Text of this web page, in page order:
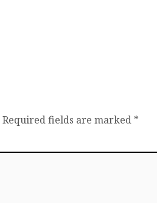
Required fields are marked *